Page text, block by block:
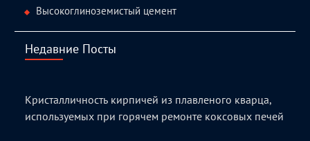
Высокоглиноземистый цемент
Недавние Посты
Кристалличность кирпичей из плавленого кварца,
используемых при горячем ремонте коксовых печей